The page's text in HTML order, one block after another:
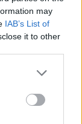
may
IAB’s List of
it to other